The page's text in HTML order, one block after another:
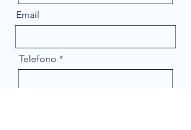
Email
Telefono